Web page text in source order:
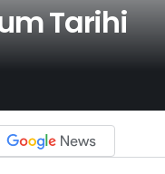
Tarihi